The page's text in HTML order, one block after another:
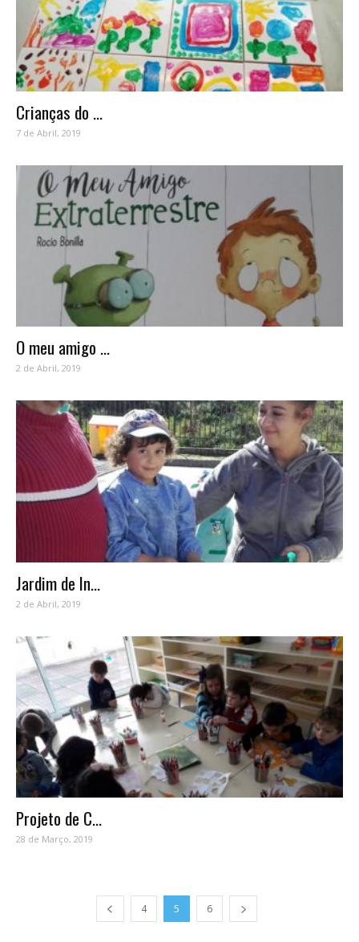
Crianças do ...
7 de Abril, 2019
O meu amigo ...
2 de Abril, 2019
Jardim de In...
2 de Abril, 2019
Projeto de C...
28 de Março, 2019
4 5 6